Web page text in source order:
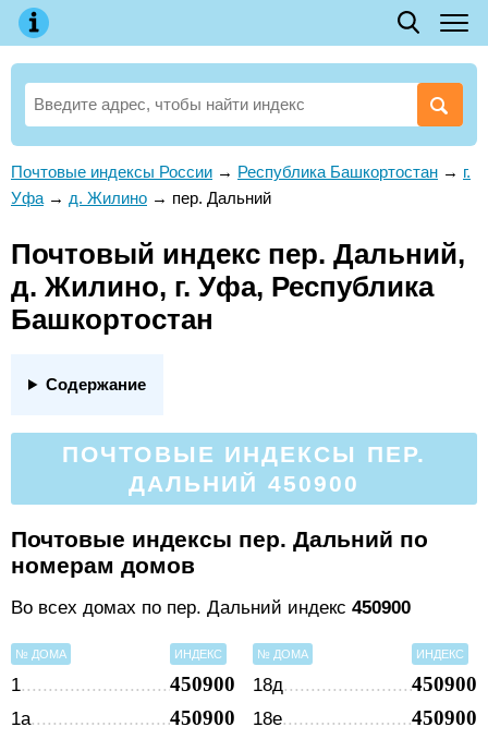
Почтовые индексы России → Республика Башкортостан → г.
Уфа → д. Жилино → пер. Дальний
Почтовый индекс пер. Дальний,
д. Жилино, г. Уфа, Республика
Башкортостан
Содержание
ПОЧТОВЫЕ ИНДЕКСЫ ПЕР.
ДАЛЬНИЙ 450900
Почтовые индексы пер. Дальний по
номерам домов
Во всех домах по пер. Дальний индекс 450900
№ ДОМА ИНДЕКС
1 450900
1а 450900
№ ДОМА ИНДЕКС
18д 450900
18е 450900